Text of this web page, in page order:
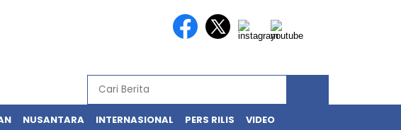
NUSANTARA INTERNASIONAL PERS RILIS VIDEO